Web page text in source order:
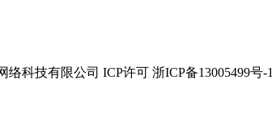
络科技有限公司 ICP许可 浙ICP备13005499号-1